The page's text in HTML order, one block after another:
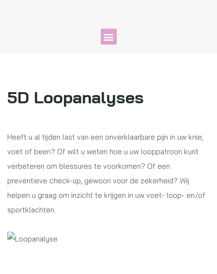
5D Loopanalyses
Heeft u al tijden last van een onverklaarbare pijn in uw knie,
voet of been? Of wilt u weten hoe u uw looppatroon kunt
verbeteren om blessures te voorkomen? Of een
preventieve check-up, gewoon voor de zekerheid? Wij
helpen u graag om inzicht te krijgen in uw voet- loop- en/of
sportklachten.